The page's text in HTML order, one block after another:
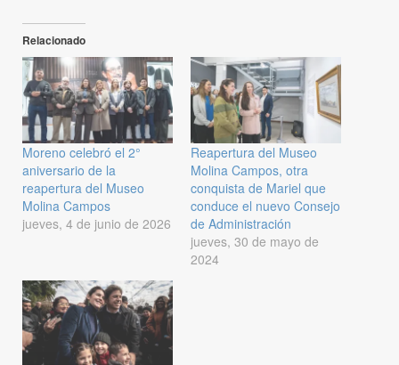
Relacionado
Moreno celebró el 2°
aniversario de la
reapertura del Museo
Molina Campos
jueves, 4 de junio de 2026
Reapertura del Museo
Molina Campos, otra
conquista de Mariel que
conduce el nuevo Consejo
de Administración
jueves, 30 de mayo de
2024